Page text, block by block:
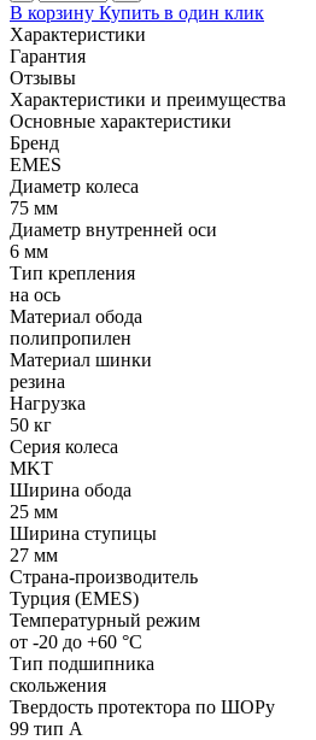
В корзину Купить в один клик
Характеристики
Гарантия
Отзывы
Характеристики и преимущества
Основные характеристики
Бренд
EMES
Диаметр колеса
75 мм
Диаметр внутренней оси
6 мм
Тип крепления
на ось
Материал обода
полипропилен
Материал шинки
резина
Нагрузка
50 кг
Серия колеса
MKT
Ширина обода
25 мм
Ширина ступицы
27 мм
Страна-производитель
Турция (EMES)
Температурный режим
от -20 до +60 °С
Тип подшипника
скольжения
Твердость протектора по ШОРу
99 тип А